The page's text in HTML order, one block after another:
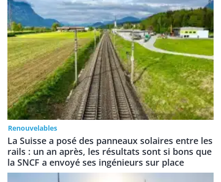
Renouvelables
La Suisse a posé des panneaux solaires entre les
rails : un an après, les résultats sont si bons que
la SNCF a envoyé ses ingénieurs sur place